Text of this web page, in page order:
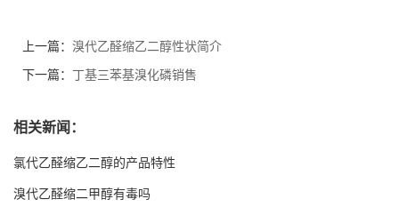
上一篇： 溴代乙醛缩乙二醇性状简介
下一篇： 丁基三苯基溴化磷销售
相关新闻：
氯代乙醛缩乙二醇的产品特性
溴代乙醛缩二甲醇有毒吗